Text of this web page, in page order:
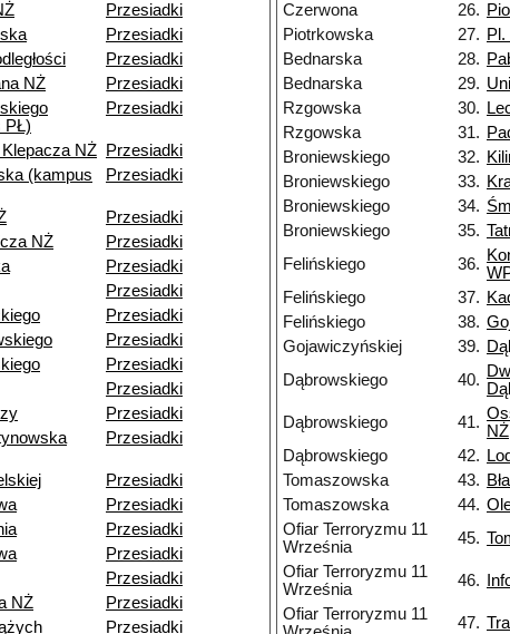
Przesiadki
Przesiadki
Przesiadki
NŻ
Przesiadki
PŁ)
Przesiadki
NŻ
Przesiadki
(kampus
Przesiadki
Przesiadki
NŻ
Przesiadki
Przesiadki
Przesiadki
Przesiadki
Przesiadki
Przesiadki
Przesiadki
Przesiadki
Przesiadki
Przesiadki
Przesiadki
Przesiadki
Przesiadki
Przesiadki
NŻ
Przesiadki
Przesiadki
Czerwona
26.
Piotrkowska
27. Pl.
Bednarska
28.
Bednarska
29.
Rzgowska
30.
Rzgowska
31.
Broniewskiego
32.
Broniewskiego
33.
Broniewskiego
34.
Broniewskiego
35.
Felińskiego
36.
Felińskiego
37.
Felińskiego
38.
Gojawiczyńskiej
39.
Dąbrowskiego
40.
Dąbrowskiego
41. NŻ
Dąbrowskiego
42.
Tomaszowska
43.
Tomaszowska
44.
Ofiar Terroryzmu 11
Września
45.
Ofiar Terroryzmu 11
Września
46.
Ofiar Terroryzmu 11
47.